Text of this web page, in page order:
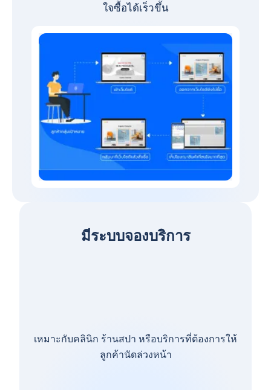
ใจซื้อได้เร็วขึ้น
มีระบบจองบริการ
เหมาะกับคลินิก ร้านสปา หรือบริการที่ต้องการให้
ลูกค้านัดล่วงหน้า